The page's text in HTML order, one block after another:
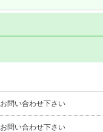
お問い合わせ下さい
お問い合わせ下さい